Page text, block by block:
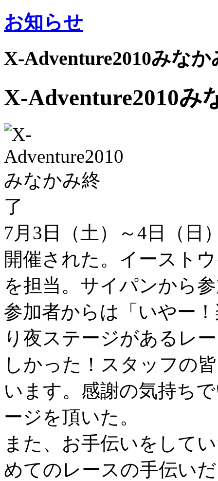
お知らせ
X-Adventure2010みなか
X-Adventure2010み
7月3日（土）～4日（日
開催された。イースト
を担当。サイパンから
参加者からは「いやー
り夜ステージがあるレ
しかった！スタッフの
います。感謝の気持ち
ージを頂いた。
また、お手伝いをして
めてのレースの手伝い